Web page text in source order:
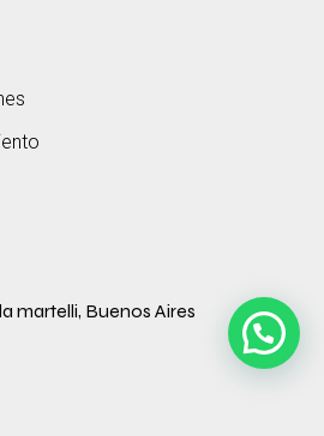
martelli, Buenos Aires